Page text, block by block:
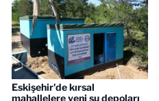
Eskişehir'de kırsal
mahallelere yeni su depoları